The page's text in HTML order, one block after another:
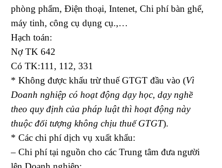
phòng phẩm, Điện thoại, Intenet, Chi phí bàn ghế,
máy tinh, công cụ dụng cụ.,…
Hạch toán:
Nợ TK 642
Có TK:111, 112, 331
* Không được khấu trừ thuế GTGT đầu vào (Vì
Doanh nghiệp có hoạt động dạy học, dạy nghề
theo quy định của pháp luật thì hoạt động này
thuộc đối tượng không chịu thuế GTGT).
* Các chi phí dịch vụ xuất khẩu:
– Chi phí tại nguồn cho các Trung tâm đưa người